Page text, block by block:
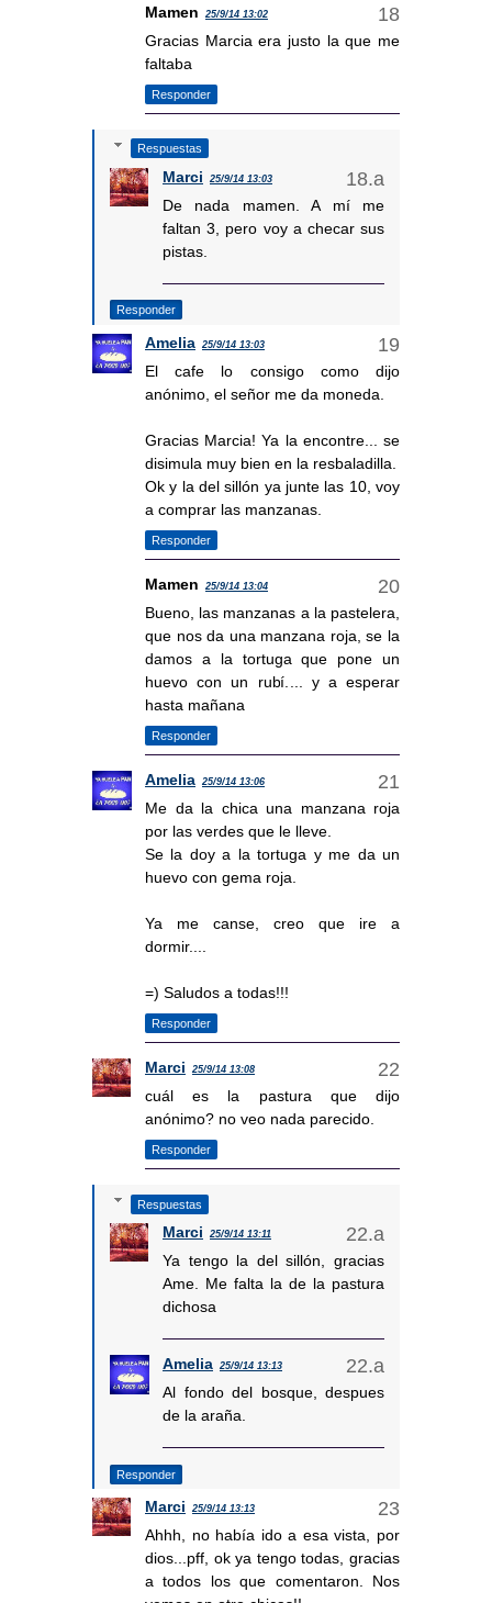
Mamen 25/9/14 13:02
Gracias Marcia era justo la que me
faltaba
Responder
Respuestas
Marci 25/9/14 13:03
De nada mamen. A mí me
faltan 3, pero voy a checar sus
pistas.
Responder
Amelia 25/9/14 13:03
El cafe lo consigo como dijo
anónimo, el señor me da moneda.
Gracias Marcia! Ya la encontre... se
disimula muy bien en la resbaladilla.
Ok y la del sillón ya junte las 10, voy
a comprar las manzanas.
Responder
Mamen 25/9/14 13:04
Bueno, las manzanas a la pastelera,
que nos da una manzana roja, se la
damos a la tortuga que pone un
huevo con un rubí.... y a esperar
hasta mañana
Responder
Amelia 25/9/14 13:06
Me da la chica una manzana roja
por las verdes que le lleve.
Se la doy a la tortuga y me da un
huevo con gema roja.
Ya me canse, creo que ire a
dormir....
=) Saludos a todas!!!
Responder
Marci 25/9/14 13:08
cuál es la pastura que dijo
anónimo? no veo nada parecido.
Responder
Respuestas
Marci 25/9/14 13:11
Ya tengo la del sillón, gracias
Ame. Me falta la de la pastura
dichosa
Amelia 25/9/14 13:13
Al fondo del bosque, despues
de la araña.
Responder
Marci 25/9/14 13:13
Ahhh, no había ido a esa vista, por
dios...pff, ok ya tengo todas, gracias
a todos los que comentaron. Nos